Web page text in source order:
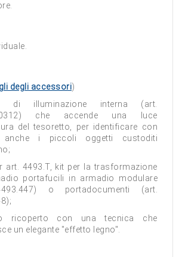
degli accessori)
di illuminazione interna (art.
che accende una luce
del tesoretto, per identificare con
anche i piccoli oggetti custoditi
art. 4493.T, kit per la trasformazione
portafucili in armadio modulare
o portadocumenti (art.
ricoperto con una tecnica che
un elegante "effetto legno".